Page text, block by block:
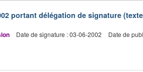
portant délégation de signature
Date de signature : 03-06-2002
Date de